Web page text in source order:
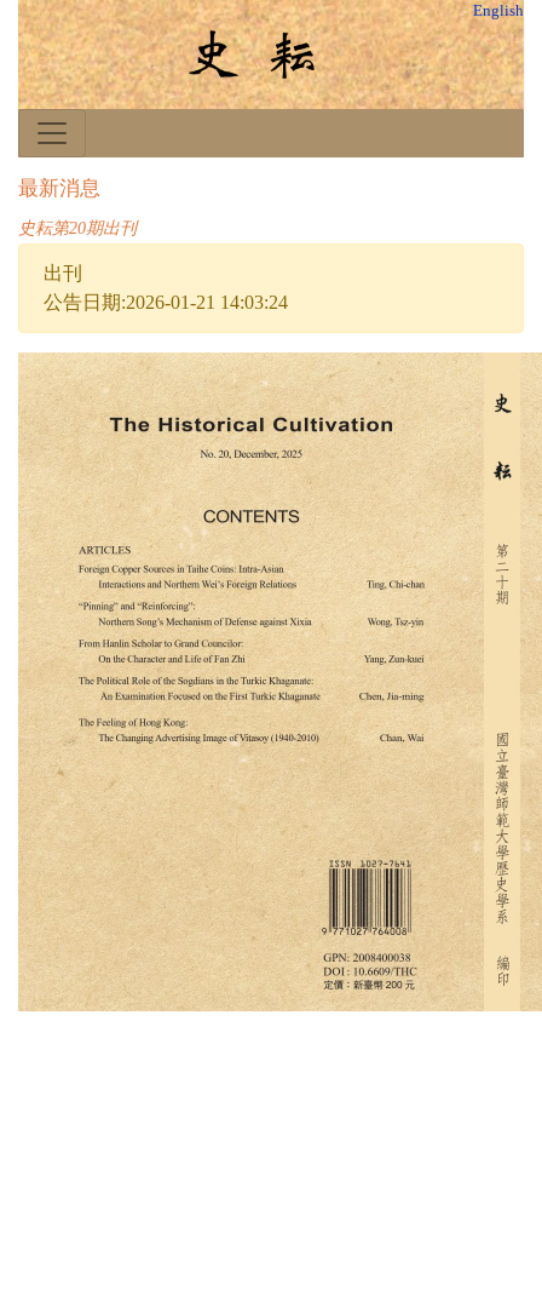
English
最新消息
史耘第20期出刊
出刊
公告日期:2026-01-21 14:03:24